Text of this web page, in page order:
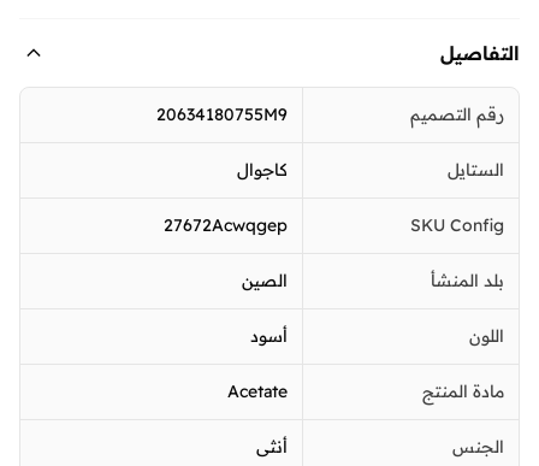
التفاصيل
رقم التصميم 20634180755M9
الستايل كاجوال
SKU Config
27672Acwqgep
بلد المنشأ الصين
اللون أسود
مادة المنتج Acetate
الجنس أنثى